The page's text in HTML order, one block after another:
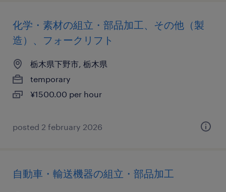
化学・素材の組立・部品加工、その他（製
造）、フォークリフト
栃木県下野市, 栃木県
temporary
¥1500.00 per hour
posted 2 february 2026
自動車・輸送機器の組立・部品加工